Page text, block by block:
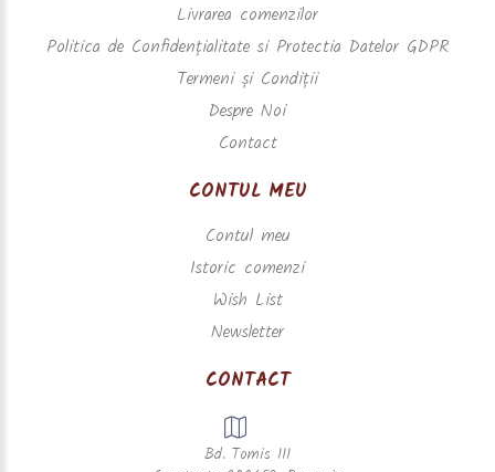
Livrarea comenzilor
Politica de Confidențialitate si Protectia Datelor GDPR
Termeni și Condiții
Despre Noi
Contact
CONTUL MEU
Contul meu
Istoric comenzi
Wish List
Newsletter
CONTACT
Bd. Tomis 111